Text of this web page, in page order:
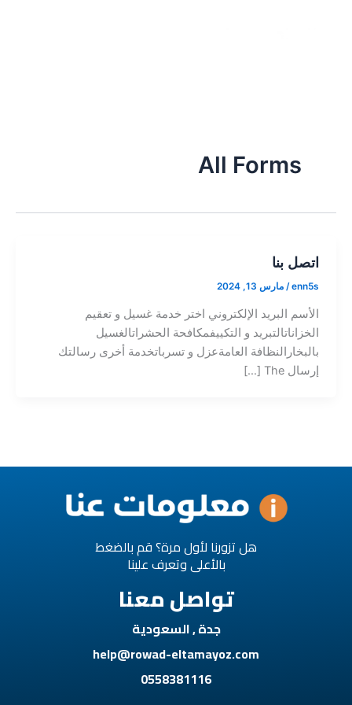
All Forms
اتصل بنا
enn5s
/ مارس 13, 2024
الأسم البريد الإلكتروني اختر خدمة غسيل و تعقيم
الخزاناتالتبريد و التكييفمكافحة الحشراتالغسيل
بالبخارالنظافة العامةعزل و تسرباتخدمة أخرى رسالتك
إرسال The […]
هل تزورنا لأول مرة؟ قم بالضغط
بالأعلى وتعرف علينا
تواصل معنا
جدة , السعودية
help@rowad-eltamayoz.com
0558381116